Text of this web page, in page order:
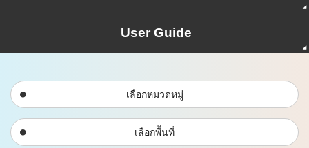
User Guide
เลือกหมวดหมู่
เลือกพื้นที่